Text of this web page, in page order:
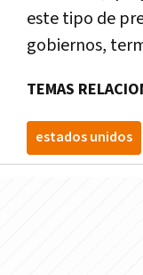
este tipo de
gobiernos,
TEMAS
estados unidos